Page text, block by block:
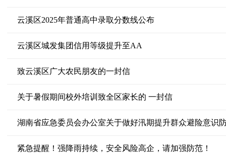
云溪区2025年普通高中录取分数线公布
云溪区城发集团信用等级提升至AA
致云溪区广大农民朋友的一封信
关于暑假期间校外培训致全区家长的 一封信
湖南省应急委员会办公室关于做好汛期提升群众避险意识
紧急提醒！强降雨持续，安全风险高企，请加强防范！